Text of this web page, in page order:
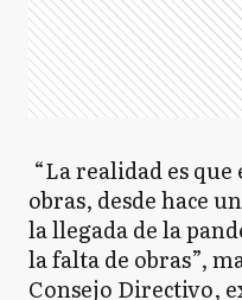
“La realidad es
obras, desde hace
la llegada de la
la falta de obras”,
Consejo Directivo,